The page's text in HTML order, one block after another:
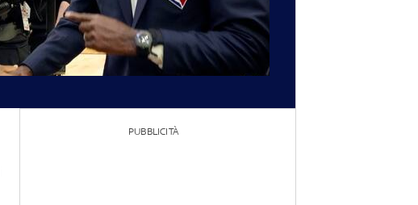
PUBBLICITÀ